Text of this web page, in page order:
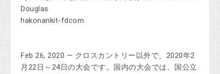
Douglas
hakonankit-fdcom
Feb 26, 2020 — クロスカントリー以外で、2020年2
月22日～24日の大会です。国内の大会では、国公立